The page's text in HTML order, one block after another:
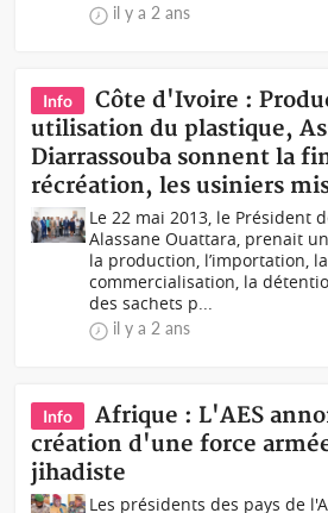
il y a 2 ans
Info
Côte d'Ivoire :
utilisation du plastique,
Diarrassouba sonnent la
récréation, les usiniers
Le 22 mai 2013, le Président
Alassane Ouattara, prenait
la production, l’importation, la
commercialisation, la
des sachets p...
il y a 2 ans
Info
Afrique : L'AES
création d'une force
jihadiste
Les présidents des pays de